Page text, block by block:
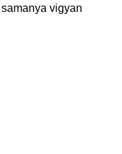
vigyan